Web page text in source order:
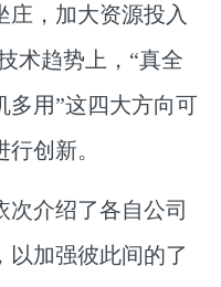
庄，加大资源投入
术趋势上，“真全
多用”这四大方向可
创新。
介绍了各自公司
以加强彼此间的了